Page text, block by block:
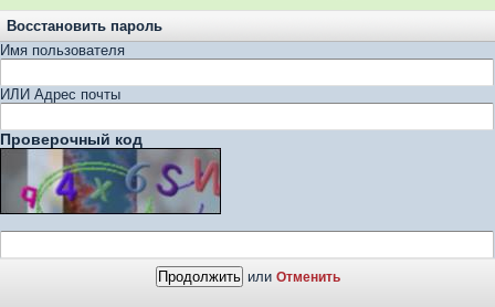
Восстановить пароль
Имя пользователя
ИЛИ Адрес почты
Проверочный код
или Отменить